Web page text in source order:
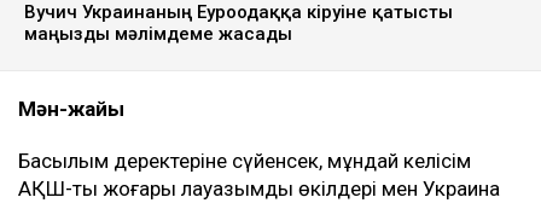
Вучич Украинаның Еуроодаққа кіруіне қатысты
маңызды мәлімдеме жасады
Мән-жайы
Басылым деректеріне сүйенсек, мұндай келісім
АҚШ-тың жоғары лауазымды өкілдері мен Украина